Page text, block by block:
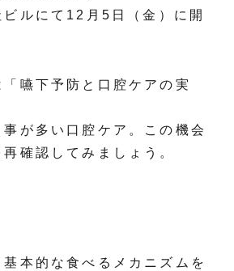
ルにて12月5日（金）に開
嚥下予防と口腔ケアの実
が多い口腔ケア。この機会
確認してみましょう。
基本的な食べるメカニズムを